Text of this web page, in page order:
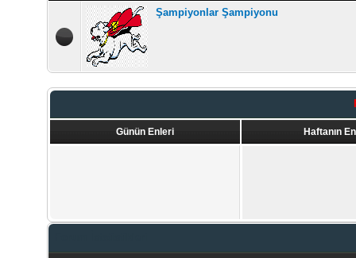
Şampiyonlar Şampiyonu
Günün Enleri Haftanın